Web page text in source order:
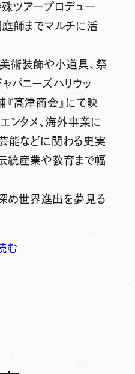
殊ツアープロデュー
庭師までマルチに活
術装飾や小道具、祭
パニーズハリウッ
『髙津商会』にて映
ンタメ、海外事業に
能などに関わる史実
統産業や教育まで幅
深め世界進出を夢見る
む